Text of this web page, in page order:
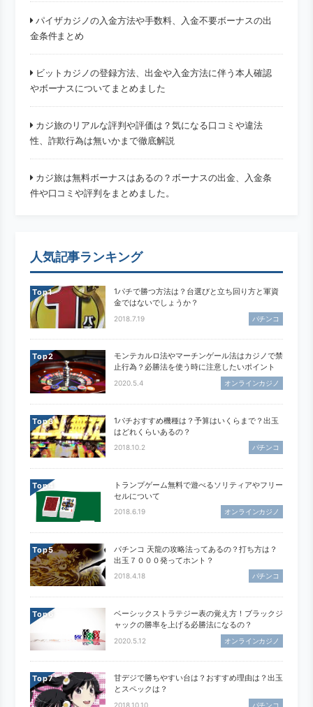
パイザカジノの入金方法や手数料、入金不要ボーナスの出
金条件まとめ
ビットカジノの登録方法、出金や入金方法に伴う本人確認
やボーナスについてまとめました
カジ旅のリアルな評判や評価は？気になる口コミや違法
性、詐欺行為は無いかまで徹底解説
カジ旅は無料ボーナスはあるの？ボーナスの出金、入金条
件や口コミや評判をまとめました。
人気記事ランキング
Top
1パチで勝つ方法は？台選びと立ち回り方と軍資
金ではないでしょうか？
2018.7.19 パチンコ
Top
モンテカルロ法やマーチンゲール法はカジノで禁
止行為？必勝法を使う時に注意したいポイント
2020.5.4 オンラインカジノ
Top
1パチおすすめ機種は？予算はいくらまで？出玉
はどれくらいあるの？
2018.10.2 パチンコ
Top
トランプゲーム無料で遊べるソリティアやフリー
セルについて
2018.6.19 オンラインカジノ
Top
パチンコ 天龍の攻略法ってあるの？打ち方は？
出玉７０００発ってホント？
2018.4.18 パチンコ
Top
ベーシックストラテジー表の覚え方！ブラックジ
ャックの勝率を上げる必勝法になるの？
2020.5.12 オンラインカジノ
Top
甘デジで勝ちやすい台は？おすすめ理由は？出玉
とスペックは？
2018.10.10 パチンコ